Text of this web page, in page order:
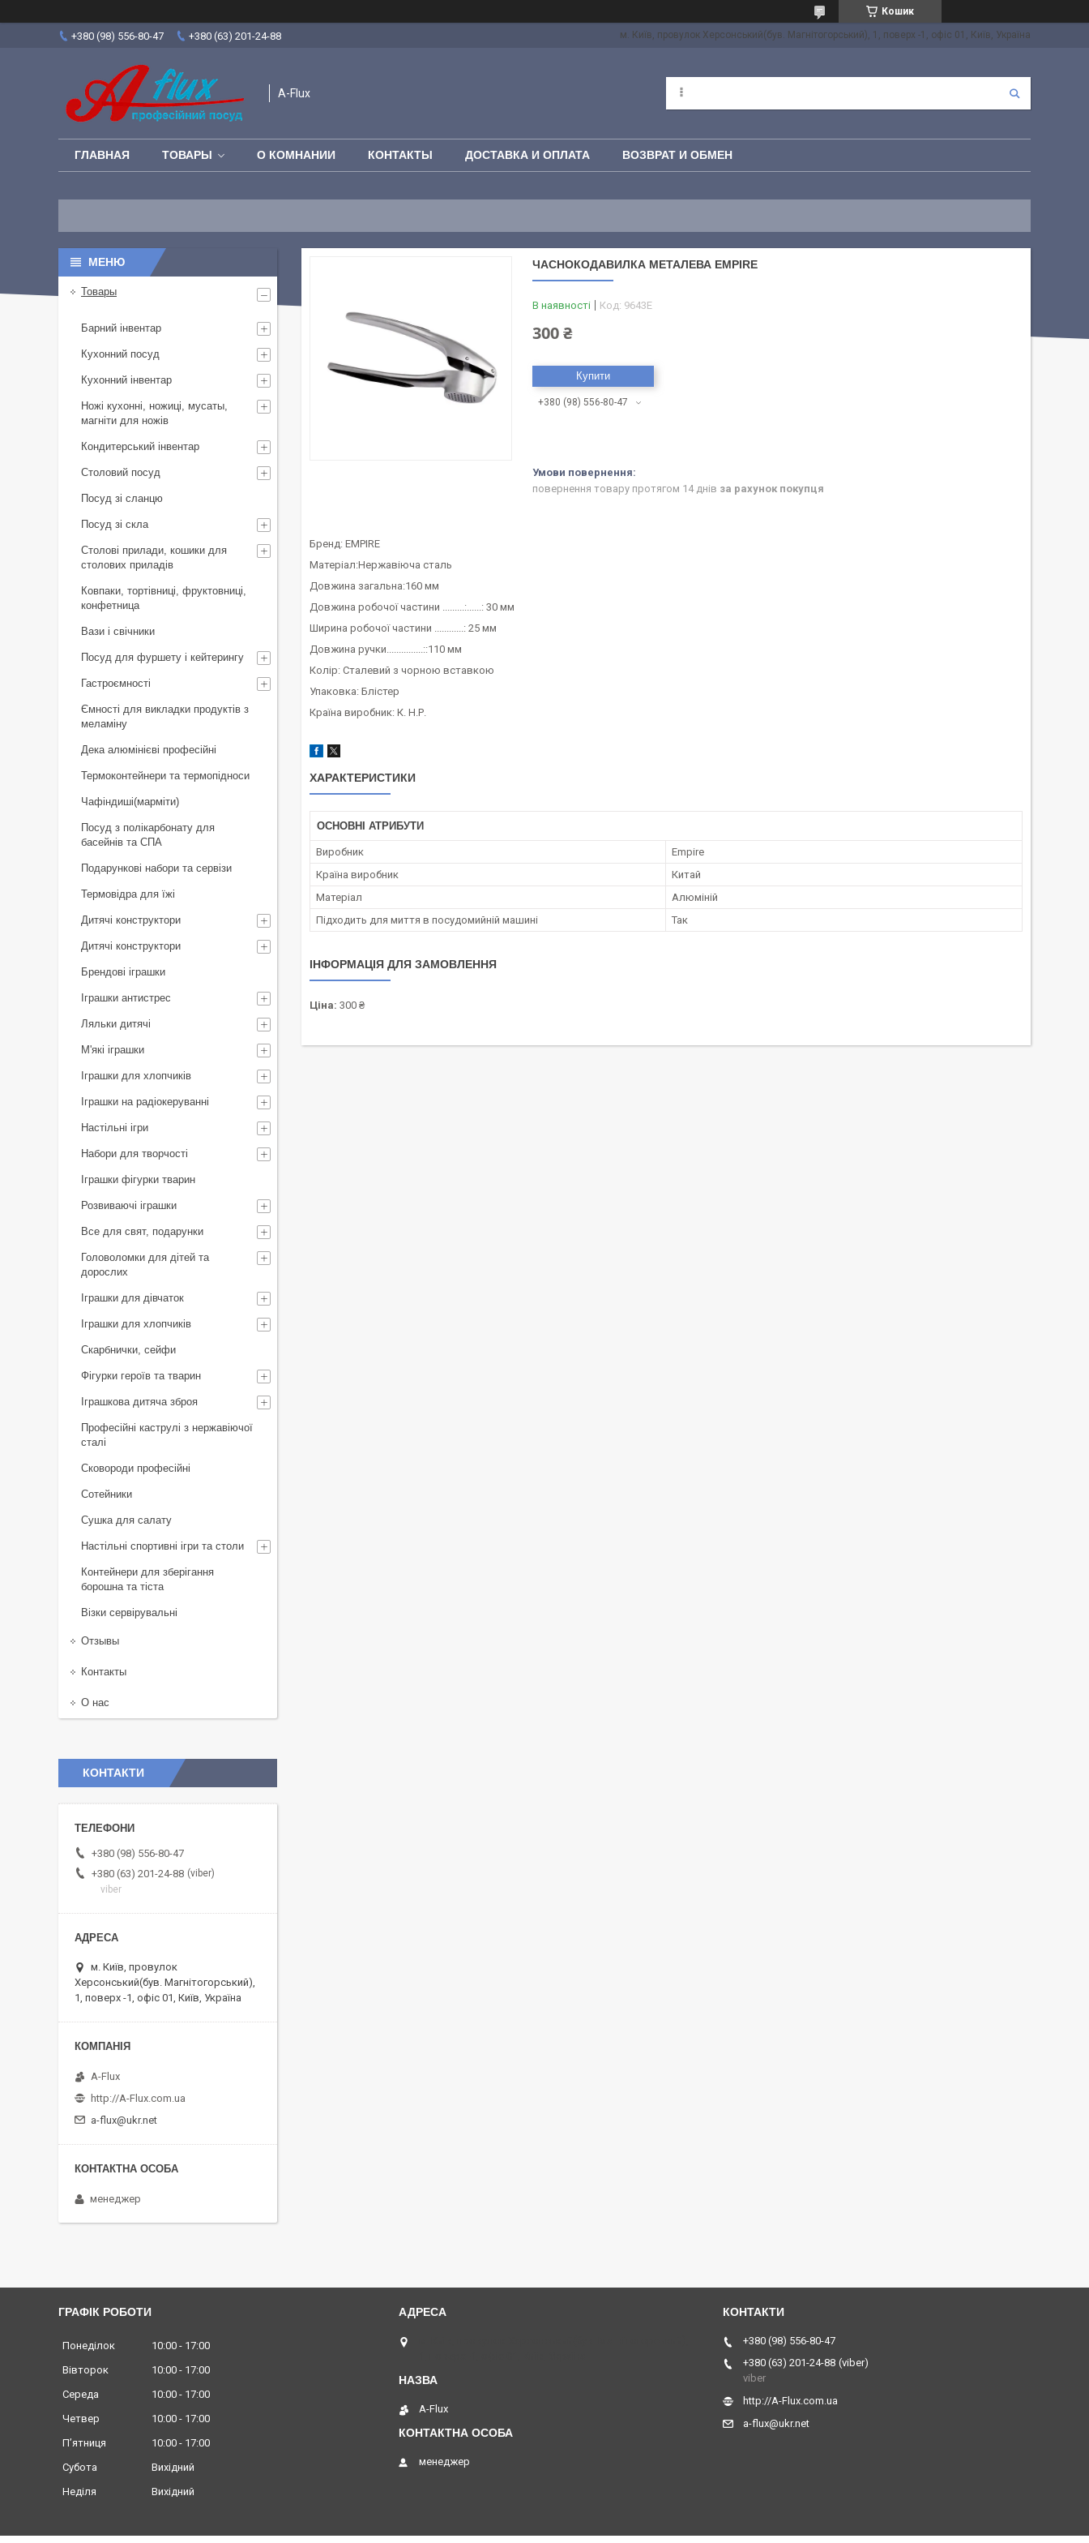
Кошик
+380 (98) 556-80-47 +380 (63) 201-24-88 м. Київ, провулок Херсонський(був. Магнітогорський), 1, поверх -1, офіс 01, Київ, Україна
A-Flux
ГЛАВНАЯ ТОВАРЫ О КОМНАНИИ КОНТАКТЫ ДОСТАВКА И ОПЛАТА ВОЗВРАТ И ОБМЕН
ЧАСНОКОДАВИЛКА МЕТАЛЕВА EMPIRE
В наявності Код: 9643E
300 ₴
Купити
+380 (98) 556-80-47
повернення товару протягом 14 днів за рахунок покупця
Бренд: EMPIRE
Матеріал:Нержавіюча сталь
Довжина загальна:160 мм
Довжина робочої частини .........:......: 30 мм
Ширина робочої частини ............: 25 мм
Довжина ручки...............::110 мм
Колір: Сталевий з чорною вставкою
Упаковка: Блістер
Країна виробник: К. Н.Р.
ХАРАКТЕРИСТИКИ
ОСНОВНІ АТРИБУТИ
Виробник
Empire
Країна виробник
Китай
Матеріал
Алюміній
Підходить для миття в посудомийній машині
Так
ІНФОРМАЦІЯ ДЛЯ ЗАМОВЛЕННЯ
Ціна: 300 ₴
Товары
Барний інвентар
Кухонний посуд
Кухонний інвентар
Ножі кухонні, ножиці, мусаты,
магніти для ножів
Кондитерський інвентар
Столовий посуд
Посуд зі сланцю
Посуд зі скла
Столові прилади, кошики для
столових приладів
Ковпаки, тортівниці, фруктовниці,
конфетница
Вази і свічники
Посуд для фуршету і кейтерингу
Гастроємності
Ємності для викладки продуктів з
меламіну
Дека алюмінієві професійні
Термоконтейнери та термопідноси
Чафіндиші(марміти)
Посуд з полікарбонату для
басейнів та СПА
Подарункові набори та сервізи
Термовідра для їжі
Дитячі конструктори
Дитячі конструктори
Брендові іграшки
Іграшки антистрес
Ляльки дитячі
М'які іграшки
Іграшки для хлопчиків
Іграшки на радіокеруванні
Настільні ігри
Набори для творчості
Іграшки фігурки тварин
Розвиваючі іграшки
Все для свят, подарунки
Головоломки для дітей та
дорослих
Іграшки для дівчаток
Іграшки для хлопчиків
Скарбнички, сейфи
Фігурки героїв та тварин
Іграшкова дитяча зброя
Професійні каструлі з нержавіючої
сталі
Сковороди професійні
Сотейники
Сушка для салату
Настільні спортивні ігри та столи
Контейнери для зберігання
борошна та тіста
Візки сервірувальні
Отзывы
Контакты
О нас
КОНТАКТИ
+380 (98) 556-80-47
+380 (63) 201-24-88 viber
viber
м. Київ, провулок
Херсонський(був. Магнітогорський),
1, поверх -1, офіс 01, Київ, Україна
A-Flux
http://A-Flux.com.ua
a-flux@ukr.net
менеджер
ГРАФІК РОБОТИ
Понеділок 10:00
17:00
Вівторок
10:00
17:00
Середа
10:00
17:00
Четвер
10:00
17:00
Пʼятниця
10:00
17:00
Субота
Вихідний
Неділя
Вихідний
A-Flux
менеджер
+380 (98) 556-80-47
+380 (63) 201-24-88 viber
viber
http://A-Flux.com.ua
a-flux@ukr.net